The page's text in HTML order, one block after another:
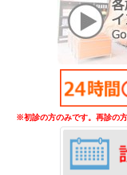
※初診の方のみです。再診の